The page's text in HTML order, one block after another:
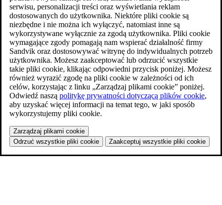
serwisu, personalizacji treści oraz wyświetlania reklam
dostosowanych do użytkownika. Niektóre pliki cookie są
niezbędne i nie można ich wyłączyć, natomiast inne są
wykorzystywane wyłącznie za zgodą użytkownika. Pliki cookie
wymagające zgody pomagają nam wspierać działalność firmy
Sandvik oraz dostosowywać witrynę do indywidualnych potrzeb
użytkownika. Możesz zaakceptować lub odrzucić wszystkie
takie pliki cookie, klikając odpowiedni przycisk poniżej. Możesz
również wyrazić zgodę na pliki cookie w zależności od ich
celów, korzystając z linku „Zarządzaj plikami cookie” poniżej.
Odwiedź naszą politykę prywatności dotyczącą plików cookie,
aby uzyskać więcej informacji na temat tego, w jaki sposób
wykorzystujemy pliki cookie.
Zarządzaj plikami cookie
Odrzuć wszystkie pliki cookie
Zaakceptuj wszystkie pliki cookie